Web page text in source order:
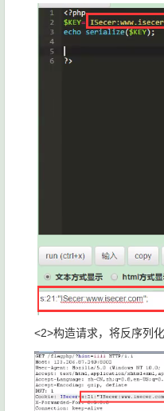
<2>构造请求，将反序列